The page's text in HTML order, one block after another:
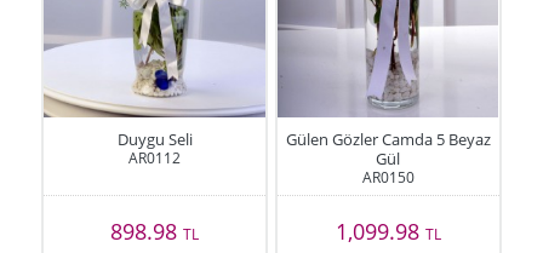
Duygu Seli
AR0112
898.98TL
Gülen Gözler Camda 5 Beyaz
Gül
AR0150
1,099.98 TL